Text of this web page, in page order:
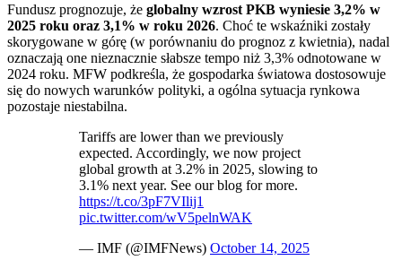
Fundusz prognozuje, że globalny wzrost PKB wyniesie 3,2% w
2025 roku oraz 3,1% w roku 2026. Choć te wskaźniki zostały
skorygowane w górę (w porównaniu do prognoz z kwietnia), nadal
oznaczają one nieznacznie słabsze tempo niż 3,3% odnotowane w
2024 roku. MFW podkreśla, że gospodarka światowa dostosowuje
się do nowych warunków polityki, a ogólna sytuacja rynkowa
pozostaje niestabilna.
Tariffs are lower than we previously
expected. Accordingly, we now project
global growth at 3.2% in 2025, slowing to
3.1% next year. See our blog for more.
https://t.co/3pF7VIlij1
pic.twitter.com/wV5pelnWAK
— IMF (@IMFNews) October 14, 2025